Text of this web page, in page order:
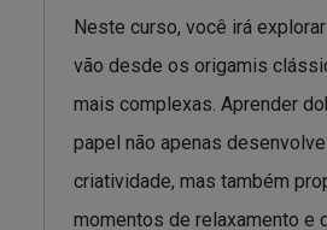
Neste curso, você irá
vão desde os origamis
mais complexas. Aprender
papel não apenas
criatividade, mas também
momentos de relaxamento e